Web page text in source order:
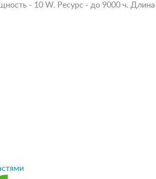
- 10 W. Ресурс - до 9000 ч.